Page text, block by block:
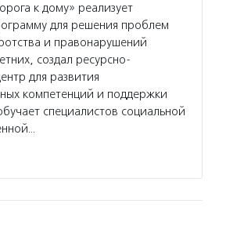
к дому» реализует
для решения проблем
и правонарушений
создал ресурсно-
для развития
компетенций и поддержки
специалистов социальной